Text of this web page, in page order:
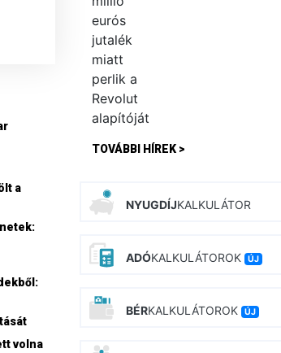
a
volna
TOVÁBBI HÍREK >
NYUGDÍJKALKULÁTOR
ADÓKALKULÁTOROK ÚJ
BÉRKALKULÁTOROK ÚJ